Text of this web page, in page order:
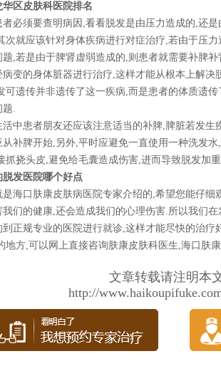
华区皮肤科医院排名
须要查明病因,看看脱发是由压力造成的,还是
次就应该针对身体疾病进行对症治疗,若由于压
题,若是由于脾肾虚弱造成的,则患者就需要补脾
病变的身体脏器进行治疗,这样才能从根本上解
可遗传并非遗传了这一疾病,而是患者的体质遗
题.
患者朋友还应该注意适当的补脾,脾脏若发生
从补脾开始,另外,平时应避免一直使用一种洗发
抓挠头皮,避免给毛囊造成伤害,进而导致脱发加
脱发医院哪个好点
口肤康皮肤病医院专家介绍的,希望您能仔细
我们的健康,还会造成我们的心理伤害.所以我们
到正规专业的医院进行就诊,这样才能尽快的治疗
地方,可以网上直接咨询肤康皮肤科医生,海口肤
文章转载请注明本
http://